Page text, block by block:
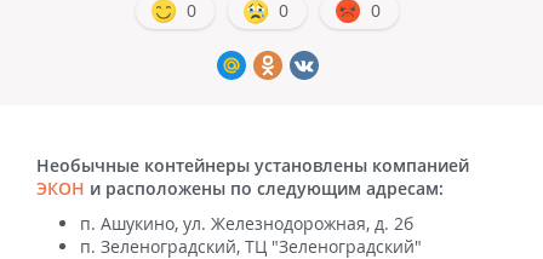
0 0 0
Необычные контейнеры установлены компанией
ЭКОН и расположены по следующим адресам:
п. Ашукино, ул. Железнодорожная, д. 2б
п. Зеленоградский, ТЦ "Зеленоградский"